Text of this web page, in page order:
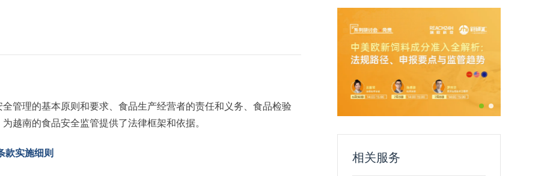
管理的基本原则和要求、食品生产经营者的责任和义务、食品检验
越南的食品安全监管提供了法律框架和依据。
款实施细则 相关服务